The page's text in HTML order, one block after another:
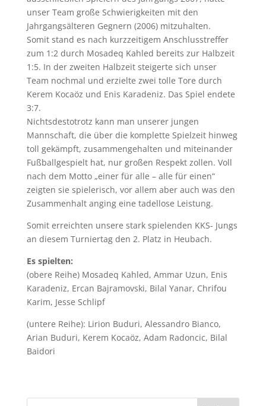
unser Team große Schwierigkeiten mit den
Jahrgangsälteren Gegnern (2006) mitzuhalten.
Somit stand es nach kurzzeitigem Anschlusstreffer
zum 1:2 durch Mosadeq Kahled bereits zur Halbzeit
1:5. In der zweiten Halbzeit steigerte sich unser
Team nochmal und erzielte zwei tolle Tore durch
Kerem Kocaöz und Enis Karadeniz. Das Spiel endete
3:7.
Nichtsdestotrotz kann man unserer jungen
Mannschaft, die über die komplette Spielzeit hinweg
toll gekämpft, zusammengehalten und miteinander
Fußballgespielt hat, nur großen Respekt zollen. Voll
nach dem Motto „einer für alle – alle für einen“
zeigten sie spielerisch, vor allem aber auch was den
Zusammenhalt anging eine tadellose Leistung.
Somit erreichten unsere stark spielenden KKS- Jungs
an diesem Turniertag den 2. Platz in Heubach.
Es spielten:
(obere Reihe) Mosadeq Kahled, Ammar Uzun, Enis
Karadeniz, Ercan Bajramovski, Bilal Yanar, Chrifou
Karim, Jesse Schlipf
(untere Reihe): Lirion Buduri, Alessandro Bianco,
Arian Buduri, Kerem Kocaöz, Adam Radoncic, Bilal
Baidori